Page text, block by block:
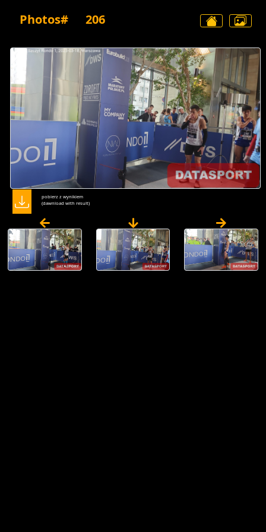
Photos# 206
pobierz z wynikiem
(dawnload with result)